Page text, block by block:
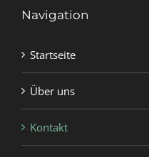
Navigation
Startseite
Über uns
Kontakt